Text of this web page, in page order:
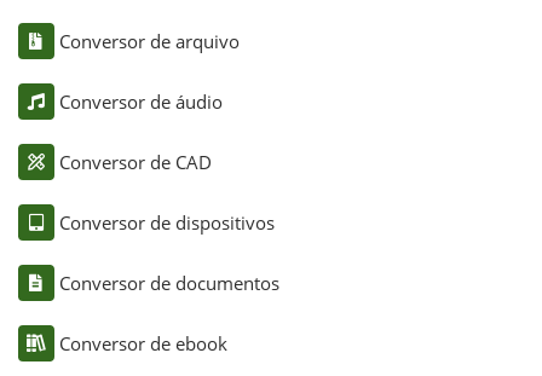
Conversor de arquivo
Conversor de áudio
Conversor de CAD
Conversor de dispositivos
Conversor de documentos
Conversor de ebook